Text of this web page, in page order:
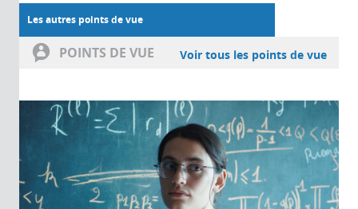
Les autres points de vue
POINTS DE VUE Voir tous les points de vue